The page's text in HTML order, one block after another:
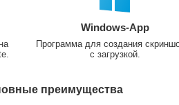
Windows-App
Программа для создания
с загрузкой.
преимущества